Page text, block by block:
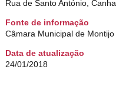
Rua de Santo António, Canha
Fonte de informação
Câmara Municipal de Montijo
Data de atualização
24/01/2018